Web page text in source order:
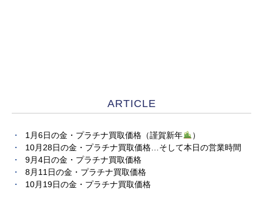
ARTICLE
1月6日の金・プラチナ買取価格（謹賀新年
）
10月28日の金・プラチナ買取価格…そして本日の営業時間
9月4日の金・プラチナ買取価格
8月11日の金・プラチナ買取価格
10月19日の金・プラチナ買取価格